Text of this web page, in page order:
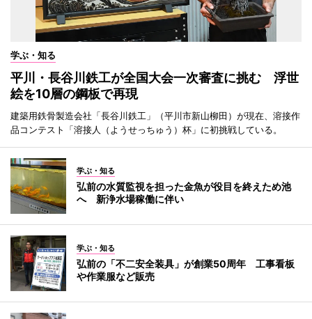
学ぶ・知る
平川・長谷川鉄工が全国大会一次審査に挑む 浮世
絵を10層の鋼板で再現
建築用鉄骨製造会社「長谷川鉄工」（平川市新山柳田）が現在、溶接作
品コンテスト「溶接人（ようせっちゅう）杯」に初挑戦している。
学ぶ・知る
弘前の水質監視を担った金魚が役目を終えため池
へ 新浄水場稼働に伴い
学ぶ・知る
弘前の「不二安全装具」が創業50周年 工事看板
や作業服など販売